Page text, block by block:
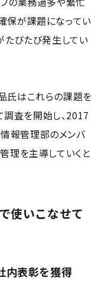
保が課題になってい
たびたび発生してい
氏はこれらの課題を
調査を開始し、2017
報管理部のメンバ
理を主導していくと
使いこなせて
内表彰を獲得